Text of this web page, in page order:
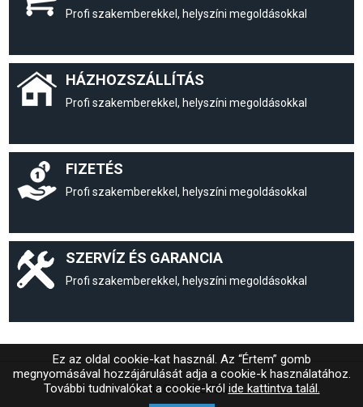
Profi szakemberekkel, helyszíni megoldásokkal
HÁZHOZSZÁLLÍTÁS
Profi szakemberekkel, helyszíni megoldásokkal
FIZETÉS
Profi szakemberekkel, helyszíni megoldásokkal
SZERVÍZ ÉS GARANCIA
Profi szakemberekkel, helyszíni megoldásokkal
© MAGIC SYSTEM
Ez az oldal cookie-kat használ. Az “Értem” gomb
megnyomásával hozzájárulását adja a cookie-k használatához.
További tudnivalókat a cookie-król ide kattintva talál.